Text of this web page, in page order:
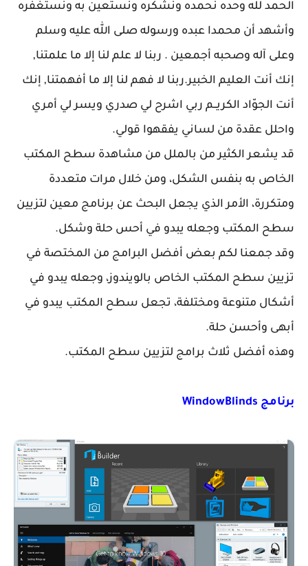
الحمد لله وحده نحمده ونشكره ونستعين به ونستغفره
وأشهد أن محمدا عبده ورسوله صلى الله عليه وسلم
وعلى آله وصحبه أجمعين . ربنا لا علم لنا إلا ما علمتنا,
إنك أنت العليم الخبير.ربنا لا فهم لنا إلا ما أفهمتنا, إنك
أنت الجوّاد الكريــم ربي اشرح لي صدري ويسر لي أمري
واحلل عقدة من لساني يفقهوا قولي.
قد يشعر الكثير من بالملل من مشاهدة سطح المكتب
الخاص به بنفس الشكل، ومن خلال مرات متعددة
ومتكررة، الأمر الذي يجعل البحث عن برنامج معين لتزيين
سطح المكتب وجعله يبدو في أحس حلة وشكل.
وقد جمعنا لكم بعض أفضل البرامج من المختصة في
تزيين سطح المكتب الخاص بالويندوز، وجعله يبدو في
أشكال متنوعة ومختلفة، تجعل سطح المكتب يبدو في
أبهى وأحسن حلة.
وهذه أفضل ثلاث برامج لتزيين سطح المكتب.
برنامج WindowBlinds